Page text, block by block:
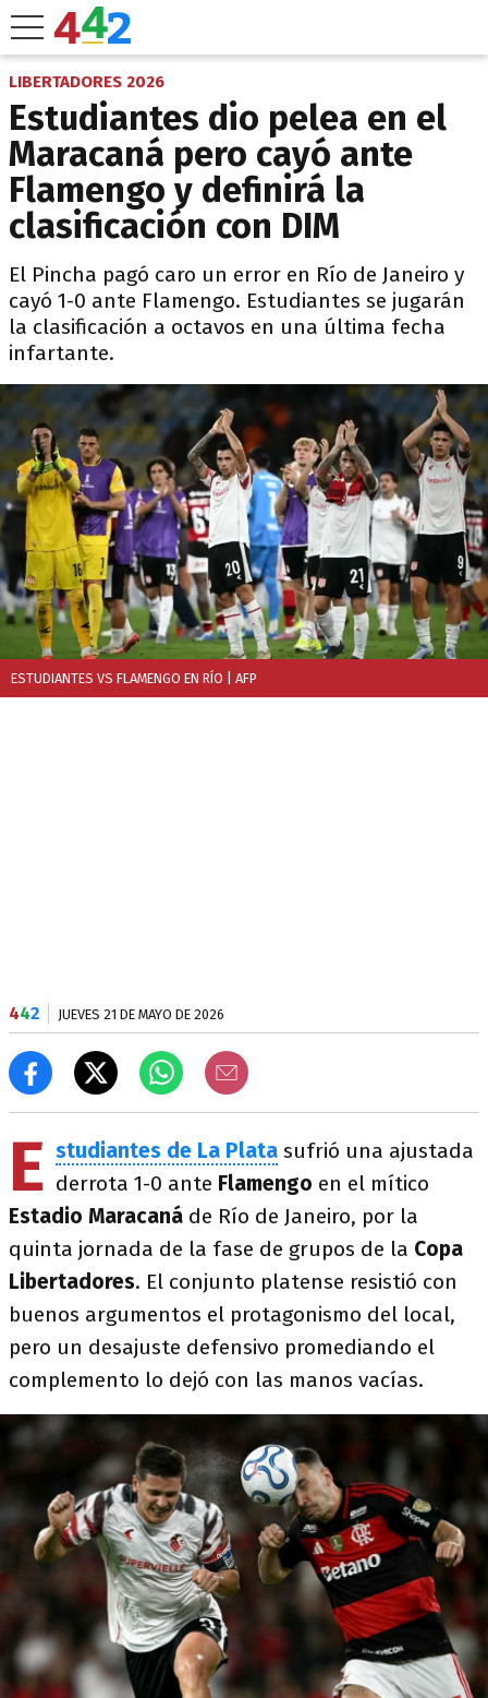
LIBERTADORES 2026
Estudiantes dio pelea en el
Maracaná pero cayó ante
Flamengo y definirá la
clasificación con DIM
El Pincha pagó caro un error en Río de Janeiro y
cayó 1-0 ante Flamengo. Estudiantes se jugarán
la clasificación a octavos en una última fecha
infartante.
ESTUDIANTES VS FLAMENGO EN RÍO | AFP
442 JUEVES 21 DE MAYO DE 2026
E studiantes de La Plata sufrió una ajustada
derrota 1-0 ante Flamengo en el mítico
Estadio Maracaná de Río de Janeiro, por la
quinta jornada de la fase de grupos de la Copa
Libertadores. El conjunto platense resistió con
buenos argumentos el protagonismo del local,
pero un desajuste defensivo promediando el
complemento lo dejó con las manos vacías.